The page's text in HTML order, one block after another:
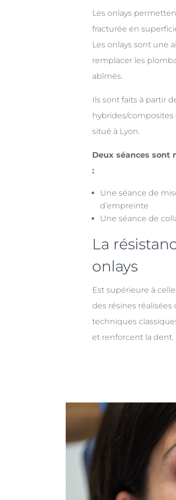
Les onlays
fracturée en
Les onlays sont une
remplacer les
abîmés.
Ils sont faits à partir
hybrides/
situé à Lyon.
Deux séances sont
:
Une séance de
d’empreinte
Une séance de
La
onlays
Est supérieure à
des résines
techniques
et renforcent la dent.